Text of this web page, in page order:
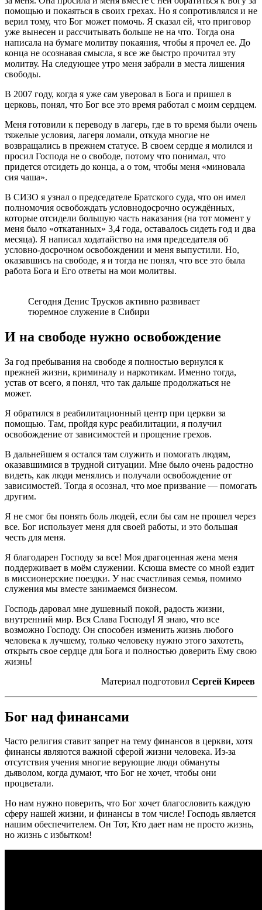
помощью и покаяться в своих грехах. Но я сопротивлялся и не
верил тому, что Бог может помочь. Я сказал ей, что приговор
уже вынесен и рассчитывать больше не на что. Тогда она
написала на бумаге молитву покаяния, чтобы я прочел ее. До
конца не осознавая смысла, я все же быстро прочитал эту
молитву. На следующее утро меня забрали в места лишения
свободы.
В 2007 году, когда я уже сам уверовал в Бога и пришел в
церковь, понял, что Бог все это время работал с моим сердцем.
Меня готовили к переводу в лагерь, где в то время были очень
тяжелые условия, лагеря ломали, откуда многие не
возвращались в прежнем статусе. В своем сердце я молился и
просил Господа не о свободе, потому что понимал, что
придется отсидеть до конца, а о том, чтобы меня «миновала
сия чаша».
В СИЗО я узнал о председателе Братского суда, что он имел
полномочия освобождать условнодосрочно осуждённых,
которые отсидели большую часть наказания (на тот момент у
меня было «откатанных» 3,4 года, оставалось сидеть год и два
месяца). Я написал ходатайство на имя председателя об
условно-досрочном освобождении и меня выпустили. Но,
оказавшись на свободе, я и тогда не понял, что все это была
работа Бога и Его ответы на мои молитвы.
Сегодня Денис Трусков активно развивает
тюремное служение в Сибири
И на свободе нужно освобождение
За год пребывания на свободе я полностью вернулся к
прежней жизни, криминалу и наркотикам. Именно тогда,
устав от всего, я понял, что так дальше продолжаться не
может.
Я обратился в реабилитационный центр при церкви за
помощью. Там, пройдя курс реабилитации, я получил
освобождение от зависимостей и прощение грехов.
В дальнейшем я остался там служить и помогать людям,
оказавшимися в трудной ситуации. Мне было очень радостно
видеть, как люди менялись и получали освобождение от
зависимостей. Тогда я осознал, что мое призвание — помогать
другим.
Я не смог бы понять боль людей, если бы сам не прошел через
все. Бог использует меня для своей работы, и это большая
честь для меня.
Я благодарен Господу за все! Моя драгоценная жена меня
поддерживает в моём служении. Ксюша вместе со мной ездит
в миссионерские поездки. У нас счастливая семья, помимо
служения мы вместе занимаемся бизнесом.
Господь даровал мне душевный покой, радость жизни,
внутренний мир. Вся Слава Господу! Я знаю, что все
возможно Господу. Он способен изменить жизнь любого
человека к лучшему, только человеку нужно этого захотеть,
открыть свое сердце для Бога и полностью доверить Ему свою
жизнь!
Материал подготовил Сергей Киреев
Бог над финансами
Часто религия ставит запрет на тему финансов в церкви, хотя
финансы являются важной сферой жизни человека. Из-за
отсутствия учения многие верующие люди обмануты
дьяволом, когда думают, что Бог не хочет, чтобы они
процветали.
Но нам нужно поверить, что Бог хочет благословить каждую
сферу нашей жизни, и финансы в том числе! Господь является
нашим обеспечителем. Он Тот, Кто дает нам не просто жизнь,
но жизнь с избытком!